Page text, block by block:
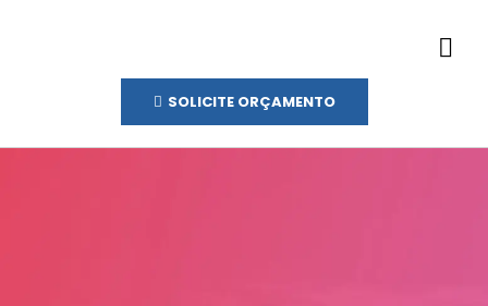
SOLICITE ORÇAMENTO